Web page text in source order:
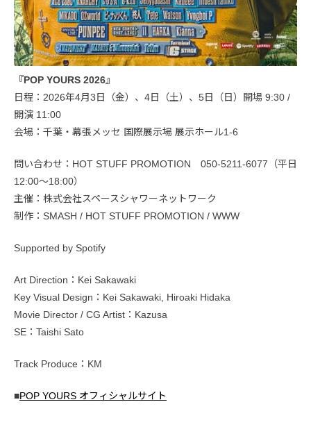
『POP YOURS 2026』
日程：2026年4月3日（金）、4日（土）、5日（日）開場 9:30 /
開演 11:00
会場：千葉・幕張メッセ 国際展示場 展示ホール1-6
問い合わせ：HOT STUFF PROMOTION 050-5211-6077（平日
12:00〜18:00）
主催：株式会社スペースシャワーネットワーク
制作：SMASH / HOT STUFF PROMOTION / WWW
Supported by Spotify
Art Direction：Kei Sakawaki
Key Visual Design：Kei Sakawaki, Hiroaki Hidaka
Movie Director / CG Artist：Kazusa
SE：Taishi Sato
Track Produce：KM
■POP YOURS オフィシャルサイト